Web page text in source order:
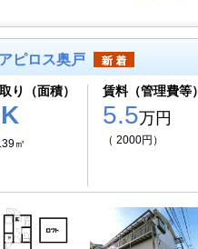
ピロス奥戸
り（面積）
㎡
賃料（管理費等）
5.5万円
（ 2000円）